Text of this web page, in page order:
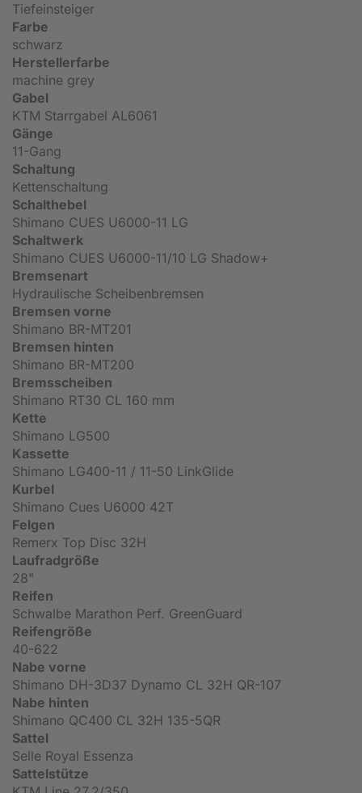
Tiefeinsteiger
Farbe
schwarz
Herstellerfarbe
machine grey
Gabel
KTM Starrgabel AL6061
Gänge
11-Gang
Schaltung
Kettenschaltung
Schalthebel
Shimano CUES U6000-11 LG
Schaltwerk
Shimano CUES U6000-11/10 LG Shadow+
Bremsenart
Hydraulische Scheibenbremsen
Bremsen vorne
Shimano BR-MT201
Bremsen hinten
Shimano BR-MT200
Bremsscheiben
Shimano RT30 CL 160 mm
Kette
Shimano LG500
Kassette
Shimano LG400-11 / 11-50 LinkGlide
Kurbel
Shimano Cues U6000 42T
Felgen
Remerx Top Disc 32H
Laufradgröße
28"
Reifen
Schwalbe Marathon Perf. GreenGuard
Reifengröße
40-622
Nabe vorne
Shimano DH-3D37 Dynamo CL 32H QR-107
Nabe hinten
Shimano QC400 CL 32H 135-5QR
Sattel
Selle Royal Essenza
Sattelstütze